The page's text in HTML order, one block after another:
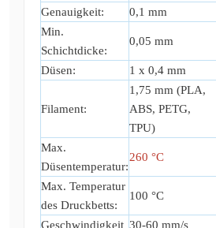
Genauigkeit: 0,1 mm
Min.
Schichtdicke:
0,05 mm
Düsen: 1 x 0,4 mm
Filament:
1,75 mm (PLA,
ABS, PETG,
TPU)
Max.
Düsentemperatur:
260 °C
Max. Temperatur
des Druckbetts:
100 °C
Geschwindigkeit 30-60 mm/s